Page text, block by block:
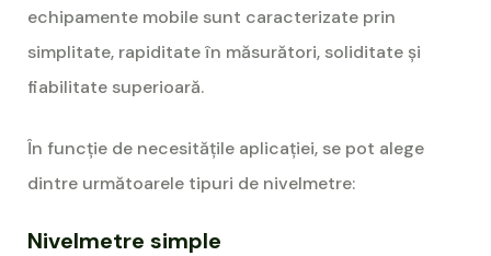
echipamente mobile sunt caracterizate prin
simplitate, rapiditate în măsurători, soliditate și
fiabilitate superioară.
În funcție de necesitățile aplicației, se pot alege
dintre următoarele tipuri de nivelmetre:
Nivelmetre simple